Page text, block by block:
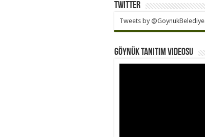
Twitter
Tweets by @GoynukBelediye
Göynük Tanıtım Videosu